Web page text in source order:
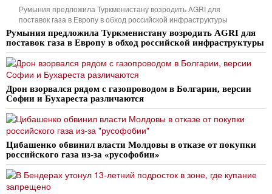
Румыния предложила Туркменистану возродить AGRI для
поставок газа в Европу в обход российской инфраструктуры
Румыния предложила Туркменистану возродить AGRI для
поставок газа в Европу в обход российской инфраструктуры
Дрон взорвался рядом с газопроводом в Болгарии, версии
Софии и Бухареста различаются
Цибашенко обвинил власти Молдовы в отказе от покупки
российского газа из-за «русофобии»